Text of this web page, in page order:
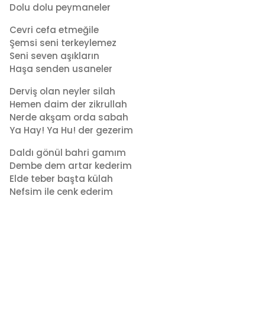
Dolu dolu peymaneler
Cevri cefa etmeğile
Şemsi seni terkeylemez
Seni seven aşıkların
Haşa senden usaneler
Derviş olan neyler silah
Hemen daim der zikrullah
Nerde akşam orda sabah
Ya Hay! Ya Hu! der gezerim
Daldı gönül bahri gamım
Dembe dem artar kederim
Elde teber başta külah
Nefsim ile cenk ederim